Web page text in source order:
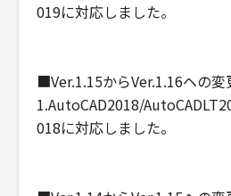
019に対応しました。
■Ver.1.15からVer.1.16ヘの変
1.AutoCAD2018/
018に対応しました。